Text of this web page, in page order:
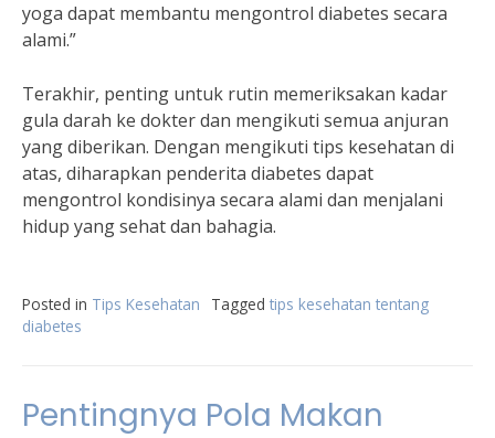
yoga dapat membantu mengontrol diabetes secara
alami.”
Terakhir, penting untuk rutin memeriksakan kadar
gula darah ke dokter dan mengikuti semua anjuran
yang diberikan. Dengan mengikuti tips kesehatan di
atas, diharapkan penderita diabetes dapat
mengontrol kondisinya secara alami dan menjalani
hidup yang sehat dan bahagia.
Posted in Tips Kesehatan Tagged tips kesehatan tentang
diabetes
Pentingnya Pola Makan